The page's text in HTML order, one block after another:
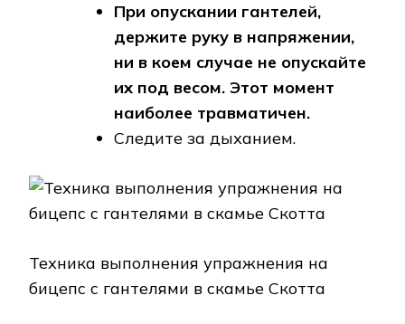
При опускании гантелей,
держите руку в напряжении,
ни в коем случае не опускайте
их под весом. Этот момент
наиболее травматичен.
Следите за дыханием.
Техника выполнения упражнения на
бицепс с гантелями в скамье Скотта